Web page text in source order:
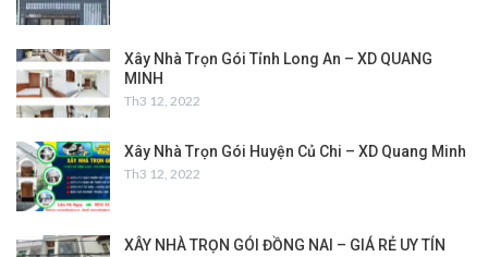
Xây Nhà Trọn Gói Tỉnh Long An – XD QUANG
MINH
Th3 12, 2022
Xây Nhà Trọn Gói Huyện Củ Chi – XD Quang Minh
Th3 12, 2022
XÂY NHÀ TRỌN GÓI ĐỒNG NAI – GIÁ RẺ UY TÍN